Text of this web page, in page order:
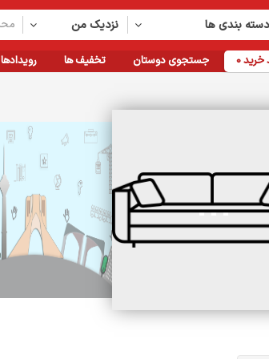
نزدیک من بندی ها
رویدادها تخفیف ها جستجوی دوستان خرید0